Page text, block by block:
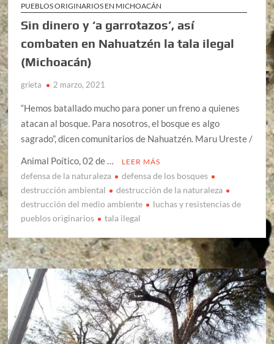
PUEBLOS ORIGINARIOS EN MICHOACÁN
Sin dinero y ‘a garrotazos’, así
combaten en Nahuatzén la tala ilegal
(Michoacán)
grieta 2 marzo, 2021
“Hemos batallado mucho para poner un freno a quienes
atacan al bosque. Para nosotros, el bosque es algo
sagrado”, dicen comunitarios de Nahuatzén. Maru Ureste /
Animal Poítico, 02 de …
LEER MÁS
defensa de la naturaleza
defensa de los bosques
destrucción ambiental
destrucción de la naturaleza
destrucción del medio ambiente
luchas y resistencias de
pueblos originarios
tala ilegal